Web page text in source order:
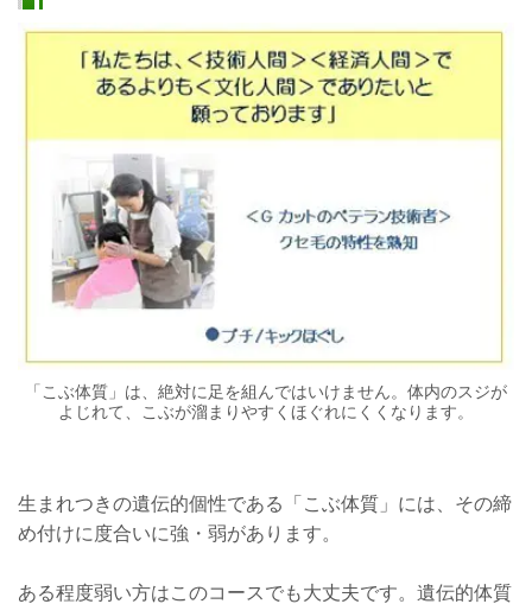
「こぶ体質」は、絶対に足を組んではいけません。体内のスジが
よじれて、こぶが溜まりやすくほぐれにくくなります。
生まれつきの遺伝的個性である「こぶ体質」には、その締
め付けに度合いに強・弱があります。
ある程度弱い方はこのコースでも大丈夫です。遺伝的体質